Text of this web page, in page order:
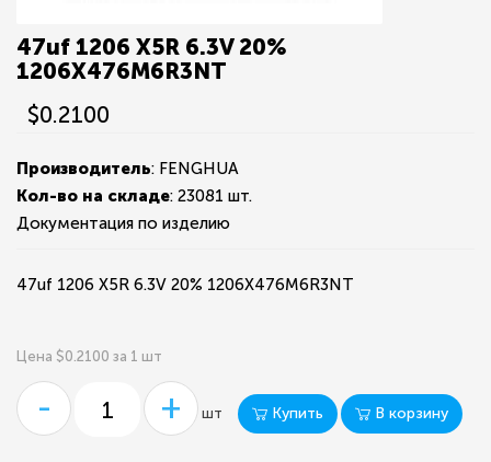
47uf 1206 X5R 6.3V 20%
1206X476M6R3NT
$0.2100
Производитель: FENGHUA
Кол-во на складе: 23081 шт.
Документация по изделию
47uf 1206 X5R 6.3V 20% 1206X476M6R3NT
Цена $0.2100 за 1 шт
- + шт Купить В корзину